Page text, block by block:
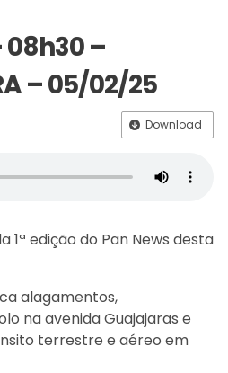
08h30 –
– 05/02/25
Download
1ª edição do Pan News desta
alagamentos,
na avenida Guajajaras e
terrestre e aéreo em